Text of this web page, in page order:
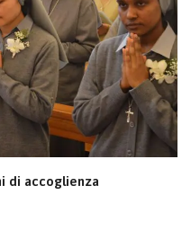
di accoglienza